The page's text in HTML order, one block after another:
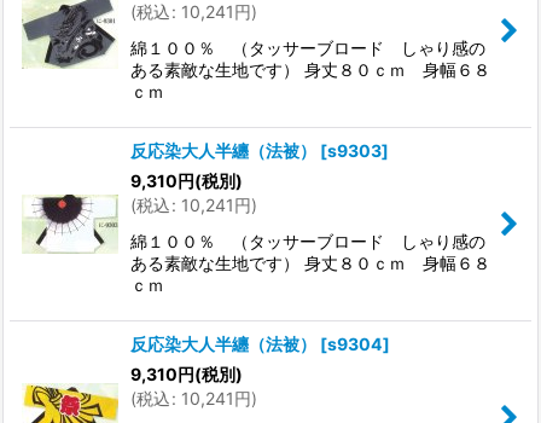
(税込: 10,241円)
綿１００％ （タッサーブロード しゃり感の
ある素敵な生地です） 身丈８０ｃｍ 身幅６８
ｃｍ
反応染大人半纏（法被） [s9303]
9,310円(税別)
(税込: 10,241円)
綿１００％ （タッサーブロード しゃり感の
ある素敵な生地です） 身丈８０ｃｍ 身幅６８
ｃｍ
反応染大人半纏（法被） [s9304]
9,310円(税別)
(税込: 10,241円)